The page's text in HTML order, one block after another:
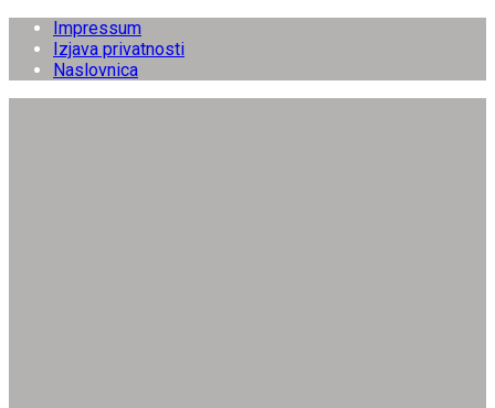
Impressum
Izjava privatnosti
Naslovnica